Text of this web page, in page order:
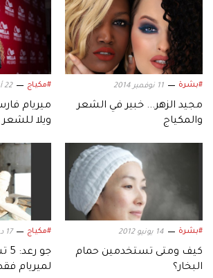
#بشرة 11 نوفمبر 2014
مجيد الزهر... خبير في الشعر
والمكياج
#مكياج 22 أكتوبر 2013
ميريام
ويلا للشعر
#بشرة 14 يونيو 2012
كيف ومتى تستخدمين حمام
البخار؟
#مكياج 17 ديسمبر 2011
لميريام